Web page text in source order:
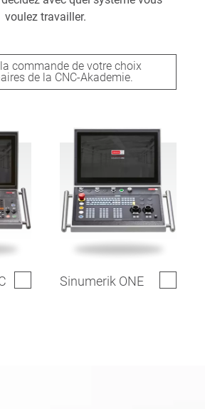
voulez travailler.
commande de votre choix
de la CNC-Akademie.
Sinumerik ONE